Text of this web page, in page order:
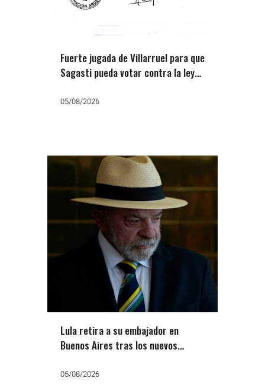
Fuerte jugada de Villarruel para que
Sagasti pueda votar contra la ley
05/08/2026
Lula retira a su embajador en
Buenos Aires tras los nuevos
05/08/2026